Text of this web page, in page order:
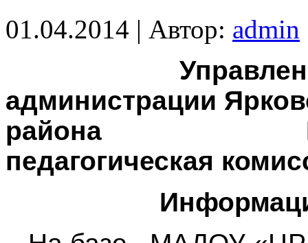
01.04.2014 | Автор: admin
Управление
администрации
района
педагогическая